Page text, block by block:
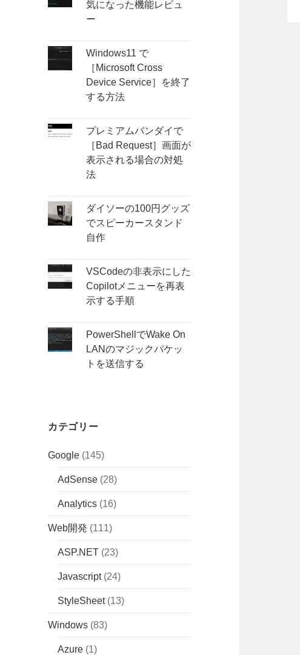
気になった機能レビュ
ー
Windows11 で
［Microsoft Cross
Device Service］を終了
する方法
プレミアムバンダイで
［Bad Request］画面が
表示される場合の対処
法
ダイソーの100円グッズ
でスピーカースタンド
自作
VSCodeの非表示にした
Copilotメニューを再表
示する手順
PowerShellでWake On
LANのマジックパケッ
トを送信する
カテゴリー
Google (145)
AdSense (28)
Analytics (16)
Web開発 (111)
ASP.NET (23)
Javascript(24)
StyleSheet(13)
Windows (83)
Azure (1)